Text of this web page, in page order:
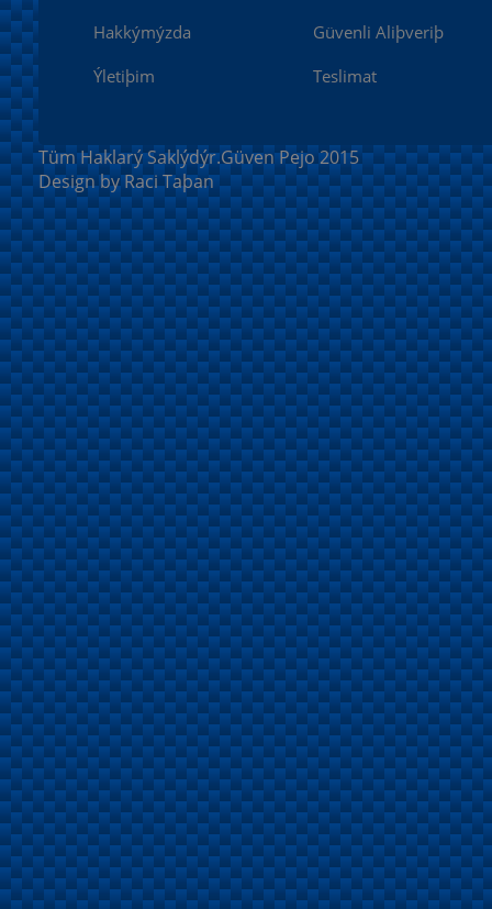
Hakkýmýzda
Ýletiþim
Güvenli Aliþveriþ
Teslimat
Tüm Haklarý Saklýdýr.Güven Pejo 2015
Design by Raci Taþan